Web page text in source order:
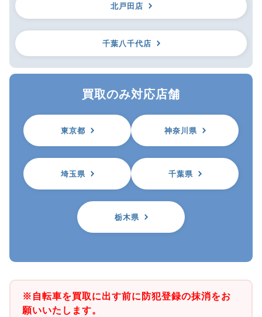
北戸田店
千葉八千代店
買取のみ対応店舗
東京都 神奈川県
埼玉県 千葉県
栃木県
※自転車を買取に出す前に防犯登録の抹消をお
願いいたします。